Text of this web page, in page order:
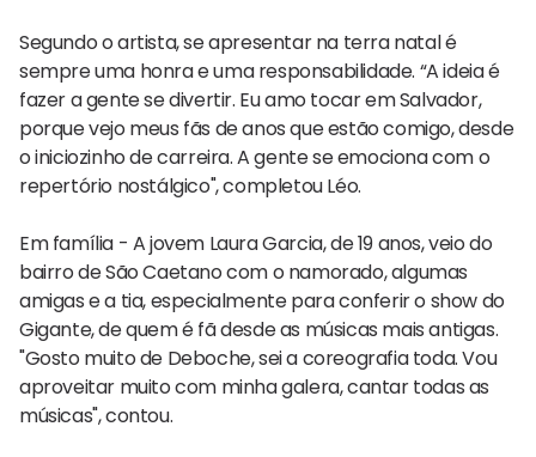
Segundo o artista, se apresentar na terra natal é
sempre uma honra e uma responsabilidade. “A ideia é
fazer a gente se divertir. Eu amo tocar em Salvador,
porque vejo meus fãs de anos que estão comigo, desde
o iniciozinho de carreira. A gente se emociona com o
repertório nostálgico", completou Léo.
Em família - A jovem Laura Garcia, de 19 anos, veio do
bairro de São Caetano com o namorado, algumas
amigas e a tia, especialmente para conferir o show do
Gigante, de quem é fã desde as músicas mais antigas.
"Gosto muito de Deboche, sei a coreografia toda. Vou
aproveitar muito com minha galera, cantar todas as
músicas", contou.